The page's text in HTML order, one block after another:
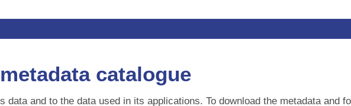
catalogue
and to the data used in its applications. To download the metadata and for